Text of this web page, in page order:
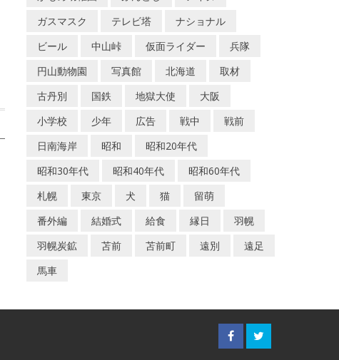
ガスマスク
テレビ塔
ナショナル
ビール
中山峠 仮面ライダー
兵隊
円山動物園
写真館 北海道
取材
古丹別
国鉄 地獄大使
大阪
小学校
少年 広告 戦中
戦前
日南海岸
昭和
昭和20年代
昭和30年代
昭和40年代
昭和60年代
札幌
東京 犬 猫
留萌
番外編
結婚式 給食 縁日
羽幌
羽幌炭鉱
苫前 苫前町 遠別
遠足
馬車